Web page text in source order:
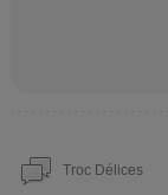
Troc Délices